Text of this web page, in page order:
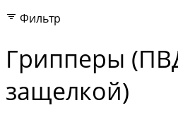
Фильтр
Грипперы
защелкой)